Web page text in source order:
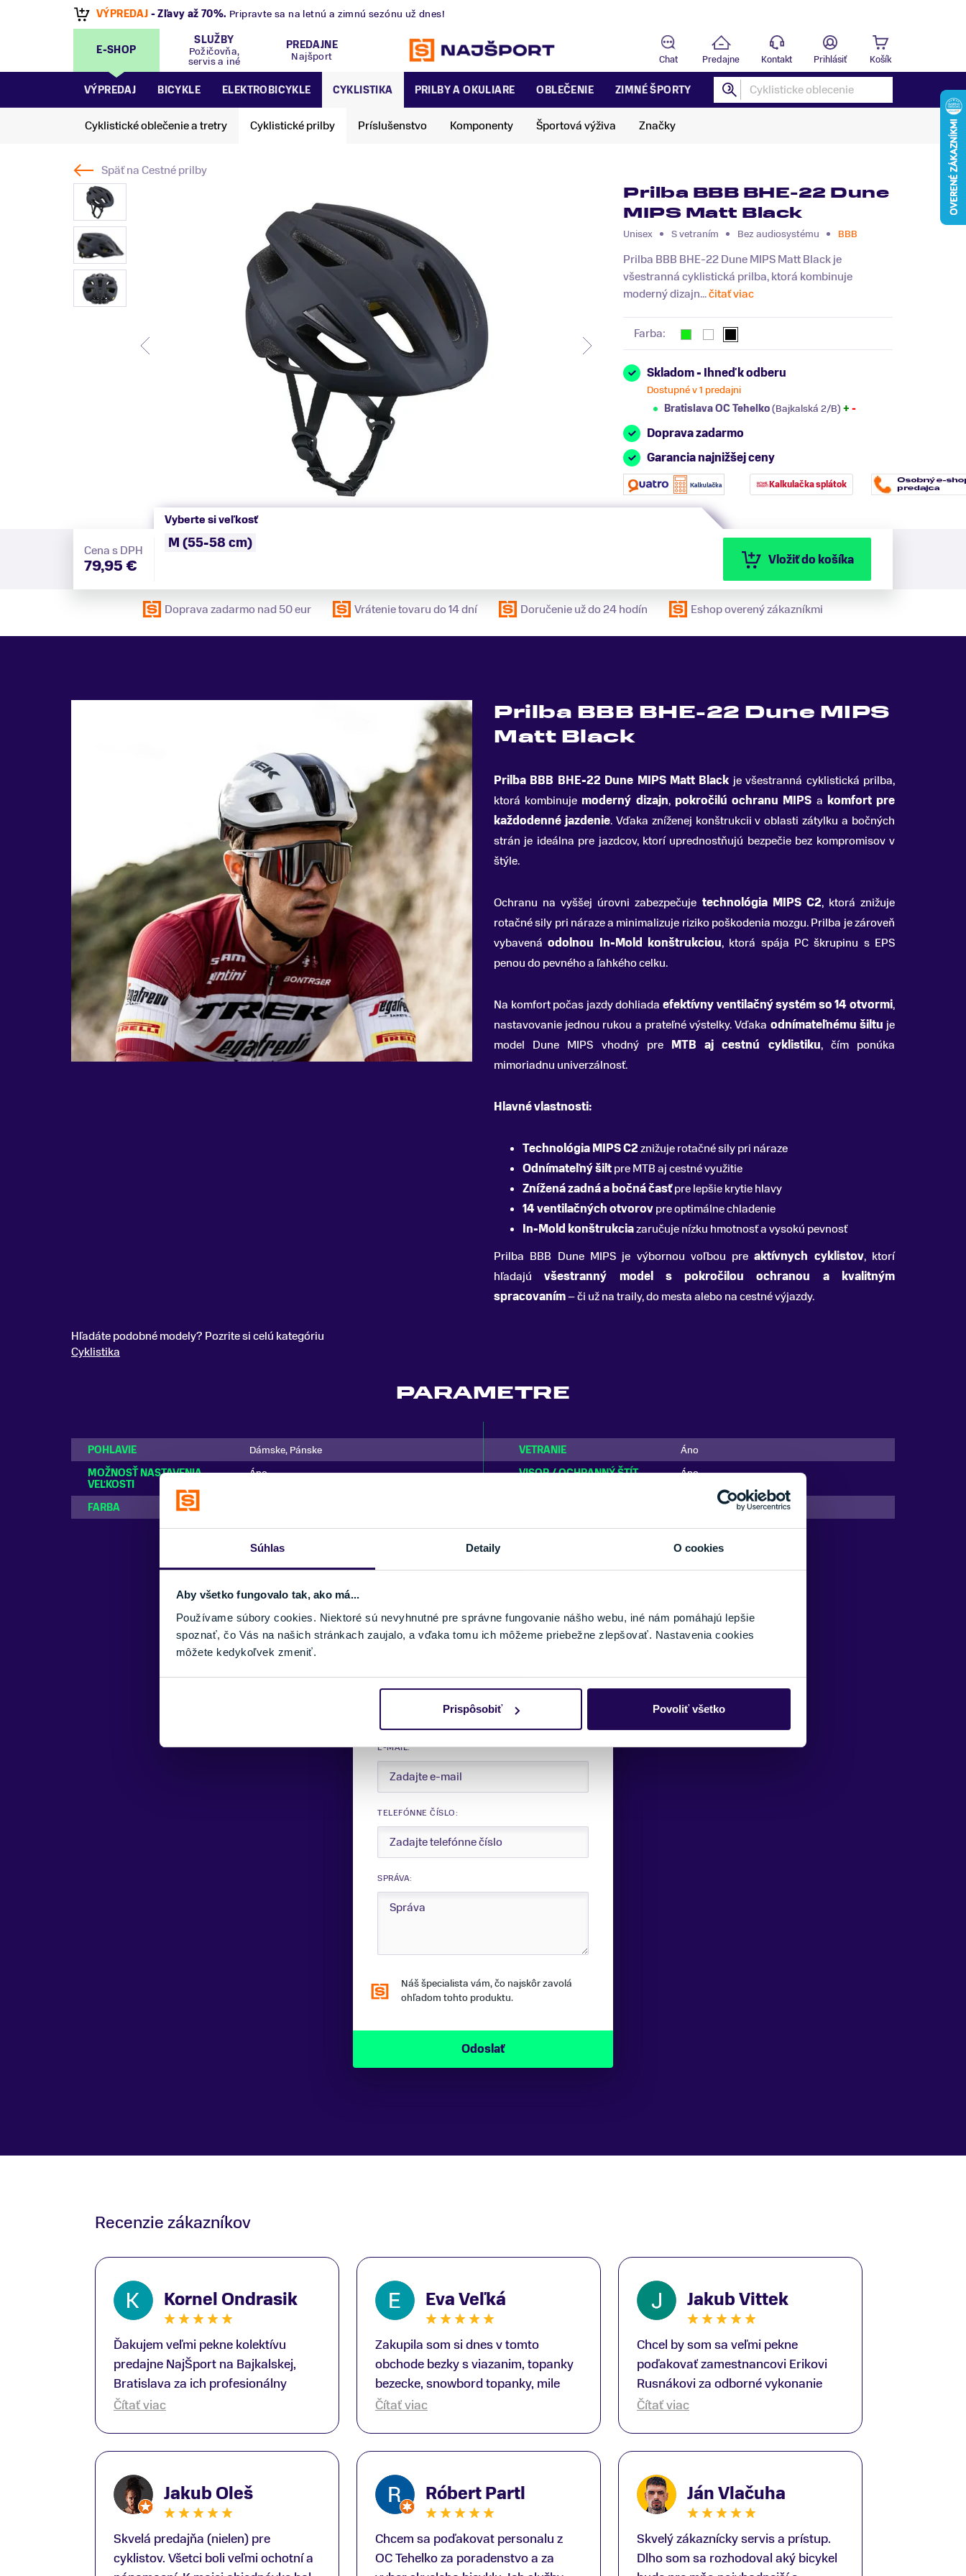
Súhlas Detaily O cookies
Aby všetko fungovalo tak, ako má...
Používame súbory cookies. Niektoré sú nevyhnutné pre správne fungovanie nášho webu, iné nám pomáhajú lepšie
spoznať, čo Vás na našich stránkach zaujalo, a vďaka tomu ich môžeme priebežne zlepšovať. Nastavenia cookies
môžete kedykoľvek zmeniť.
Prispôsobiť Povoliť všetko
VÝPREDAJ - Zľavy až 70%. Pripravte sa na letnú a zimnú sezónu už dnes!
E-SHOP
SLUŽBY
Požičovňa,
servis a iné
PREDAJNE
Najšport
Chat Predajne Kontakt Prihlásiť Košík
VÝPREDAJ BICYKLE ELEKTROBICYKLE CYKLISTIKA PRILBY A OKULIARE OBLEČENIE ZIMNÉ ŠPORTY
Cyklistické oblečenie a tretry Cyklistické prilby Príslušenstvo Komponenty Športová výživa Značky
Späť naCestné prilby
Prilba BBB BHE-22 Dune
MIPS Matt Black
Unisex S vetraním Bez audiosystému BBB
Prilba BBB BHE-22 Dune MIPS Matt Black je
všestranná cyklistická prilba, ktorá kombinuje
moderný dizajn...čitať viac
Farba:
Skladom - Ihneď k odberu
Dostupné v 1 predajni
Bratislava OC Tehelko(Bajkalská 2/B) + -
Doprava zadarmo
Garancia najnižšej ceny
Kalkulačka splátok
Cena s DPH
79,95 €
Vyberte si veľkosť
M (55-58 cm)
Vložiť do košíka
Doprava zadarmo nad 50 eur Vrátenie tovaru do 14 dní Doručenie už do 24 hodín Eshop overený zákazníkmi
Prilba BBB BHE-22 Dune MIPS
Matt Black
Prilba BBB BHE-22 Dune MIPS Matt Black je všestranná cyklistická prilba,
ktorá kombinuje moderný dizajn, pokročilú ochranu MIPS a komfort pre
každodenné jazdenie.Vďaka zníženej konštrukcii v oblasti zátylku a bočných
strán je ideálna pre jazdcov, ktorí uprednostňujú bezpečie bez kompromisov v
štýle.
Ochranu na vyššej úrovni zabezpečuje technológia MIPS C2, ktorá znižuje
rotačné sily pri náraze a minimalizuje riziko poškodenia mozgu. Prilba je zároveň
vybavenáodolnou In-Mold konštrukciou, ktorá spája PC škrupinu s EPS
penou do pevného a ľahkého celku.
Na komfort počas jazdy dohliada efektívny ventilačný systém so 14 otvormi,
nastavovanie jednou rukou a prateľné výstelky. Vďaka odnímateľnému šiltu je
model Dune MIPS vhodný pre MTB aj cestnú cyklistiku, čím ponúka
mimoriadnu univerzálnosť.
Hlavné vlastnosti:
Technológia MIPS C2znižuje rotačné sily pri náraze
Odnímateľný šiltpre MTB aj cestné využitie
Znížená zadná a bočná časťpre lepšie krytie hlavy
14 ventilačných otvorovpre optimálne chladenie
In-Mold konštrukciazaručuje nízku hmotnosť a vysokú pevnosť
Prilba BBB Dune MIPS je výbornou voľbou preaktívnych cyklistov, ktorí
hľadajúvšestranný model s pokročilou ochranou a kvalitným
spracovaním– či už na traily, do mesta alebo na cestné výjazdy.
Hľadáte podobné modely? Pozrite si celú kategóriu
Cyklistika
PARAMETRE
POHLAVIE Dámske, Pánske VETRANIE
Áno
MOŽNOSŤ NASTAVENIA
VEĽKOSTI
Áno VISOR / OCHRANNÝ ŠTÍT Áno
FARBA
Potrebujete viac informácii?
Sme tu pre vás.
E-MAIL:
TELEFÓNNE ČÍSLO:
SPRÁVA:
Náš špecialista vám, čo najskôr zavolá
ohľadom tohto produktu.
Recenzie zákazníkov
Kornel Ondrasik
Ďakujem veľmi pekne kolektívu
predajne NajŠport na Bajkalskej,
Bratislava za ich profesionálny
prístup k zákazníkom; Zvlášť
ako aj prilby.. všetko značka Atomic;
Pán Martin Guniš mi svojou
odbornosťou otvoril nové obzory a
dozvedel som sa, vďaka jeho
profesionálnemu prístupu k
Čítať viac
Eva Veľká
Zakupila som si dnes v tomto
obchode bezky s viazanim, topanky
bezecke, snowbord topanky, mile
prekvapenie ako Peter, ktory nas
Čítať viac
Jakub Vittek
Chcel by som sa veľmi pekne
poďakovať zamestnancovi Erikovi
Rusnákovi za odborné vykonanie
bike-fittingu. Je to super človek na
otázky odpovedal bez zaváhania.
Ešte raz ďakujem.
Čítať viac
Jakub Oleš
Skvelá predajňa (nielen) pre
cyklistov. Všetci boli veľmi ochotní a
Róbert Partl
Chcem sa poďakovat personalu z
OC Tehelko za poradenstvo a za
Ján Vlačuha
Skvelý zákaznícky servis a prístup.
Dlho som sa rozhodoval aký bicykel